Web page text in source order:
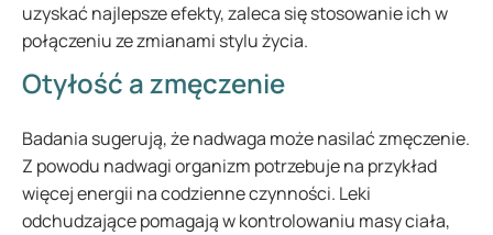
uzyskać najlepsze efekty, zaleca się stosowanie ich w
połączeniu ze zmianami stylu życia.
Otyłość a zmęczenie
Badania sugerują, że nadwaga może nasilać zmęczenie.
Z powodu nadwagi organizm potrzebuje na przykład
więcej energii na codzienne czynności. Leki
odchudzające pomagają w kontrolowaniu masy ciała,